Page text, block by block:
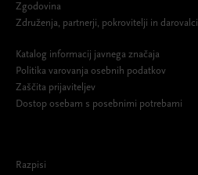
Zgodovina
Združenja, partnerji, pokrovitelji in darovalci
Katalog informacij javnega značaja
Politika varovanja osebnih podatkov
Zaščita prijaviteljev
Dostop osebam s posebnimi potrebami
Razpisi